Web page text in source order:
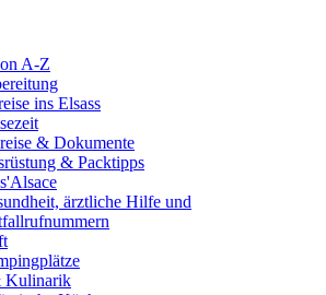
A-Z
ins Elsass
& Dokumente
& Packtipps
ärztliche Hilfe und
Kulinarik